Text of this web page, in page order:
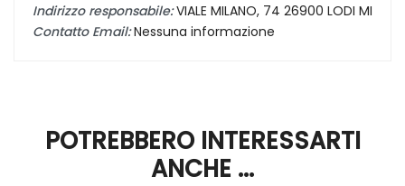
Indirizzo responsabile:VIALE MILANO, 74 26900 LODI MI
Contatto Email:Nessuna informazione
POTREBBERO INTERESSARTI
ANCHE ...